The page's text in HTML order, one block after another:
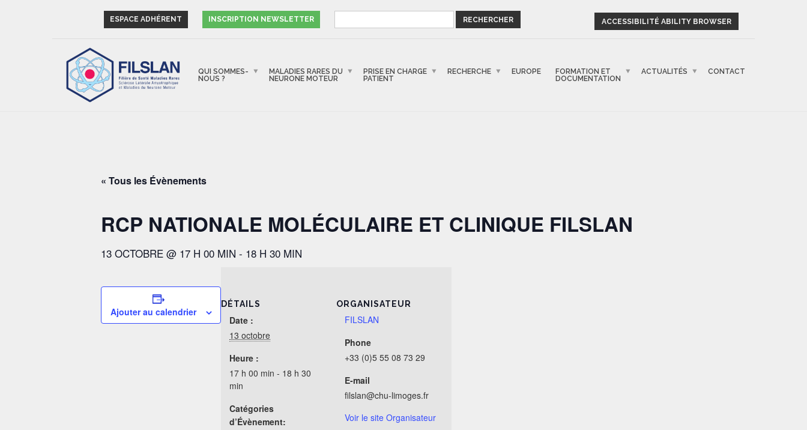
ESPACE ADHÉRENT INSCRIPTION NEWSLETTER ACCESSIBILITÉ ABILITY BROWSER
QUI SOMMES-
NOUS ?
MALADIES RARES DU
NEURONE MOTEUR
PRISE EN CHARGE
PATIENT
RECHERCHE EUROPE
FORMATION ET
DOCUMENTATION
ACTUALITÉS CONTACT
« Tous les Évènements
RCP NATIONALE MOLÉCULAIRE ET CLINIQUE FILSLAN
13 OCTOBRE @ 17 H 00 MIN - 18 H 30 MIN
Ajouter au calendrier
DÉTAILS
Date :
13 octobre
Heure :
17 h 00 min - 18 h 30
min
Catégories
d’Évènement:
ORGANISATEUR
FILSLAN
Phone
+33 (0)5 55 08 73 29
E-mail
filslan@chu-limoges.fr
Voir le site Organisateur